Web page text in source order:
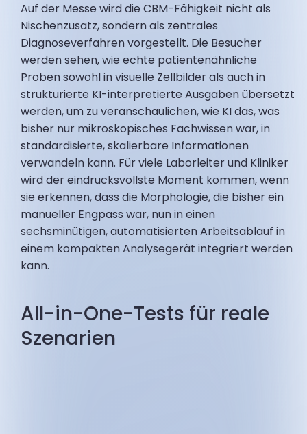
Auf der Messe wird die CBM-Fähigkeit nicht als
Nischenzusatz, sondern als zentrales
Diagnoseverfahren vorgestellt. Die Besucher
werden sehen, wie echte patientenähnliche
Proben sowohl in visuelle Zellbilder als auch in
strukturierte KI-interpretierte Ausgaben übersetzt
werden, um zu veranschaulichen, wie KI das, was
bisher nur mikroskopisches Fachwissen war, in
standardisierte, skalierbare Informationen
verwandeln kann. Für viele Laborleiter und Kliniker
wird der eindrucksvollste Moment kommen, wenn
sie erkennen, dass die Morphologie, die bisher ein
manueller Engpass war, nun in einen
sechsminütigen, automatisierten Arbeitsablauf in
einem kompakten Analysegerät integriert werden
kann.
All-in-One-Tests für reale
Szenarien